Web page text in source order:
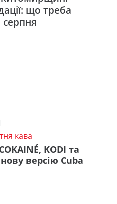
що треба
кава
KODI та
версію Cuba